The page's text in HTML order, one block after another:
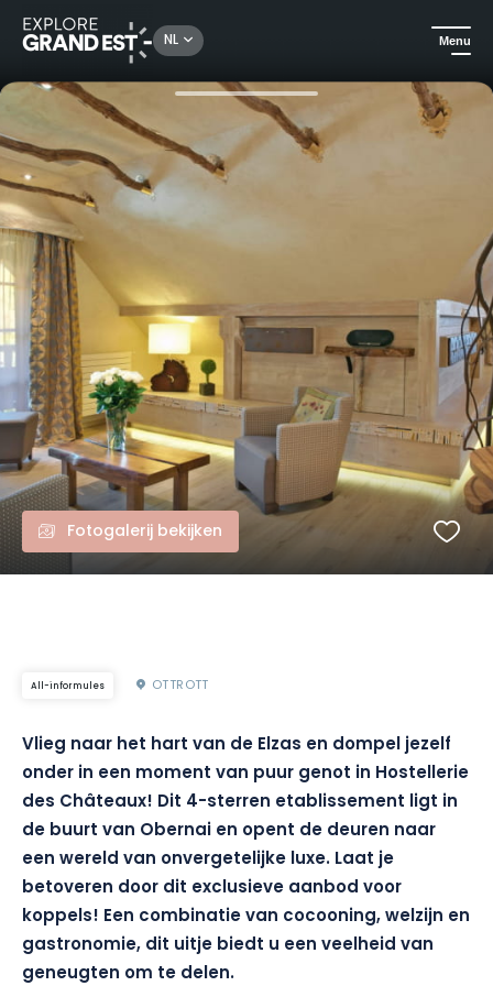
NL Menu
Kijk je ogen uit in de Grand Est Puur plezier in de Elzas - Hostellerie des Châteaux
Fotogalerij bekijken
All-informules OTTROTT
Vlieg naar het hart van de Elzas en dompel jezelf
onder in een moment van puur genot in Hostellerie
des Châteaux! Dit 4-sterren etablissement ligt in
de buurt van Obernai en opent de deuren naar
een wereld van onvergetelijke luxe. Laat je
betoveren door dit exclusieve aanbod voor
koppels! Een combinatie van cocooning, welzijn en
gastronomie, dit uitje biedt u een veelheid van
geneugten om te delen.